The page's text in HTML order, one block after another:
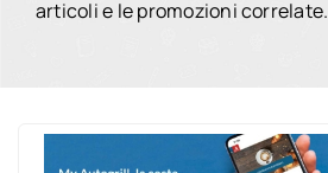
articoli e le promozioni correlate.